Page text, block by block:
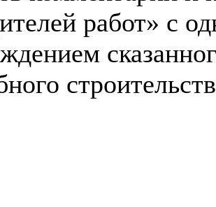
работ» с